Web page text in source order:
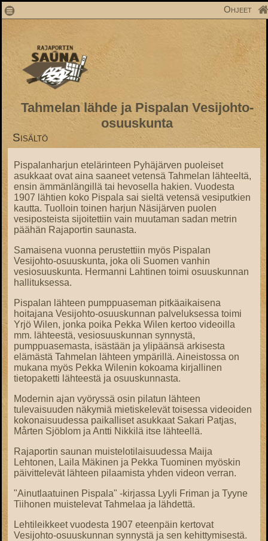
1 Ohjeet
Tahmelan lähde ja Pispalan Vesijohto-
osuuskunta
Sisältö
Pispalanharjun etelärinteen Pyhäjärven puoleiset
asukkaat ovat aina saaneet vetensä Tahmelan lähteeltä,
ensin ämmänlängillä tai hevosella hakien. Vuodesta
1907 lähtien koko Pispala sai sieltä vetensä vesiputkien
kautta. Tuolloin toinen harjun Näsijärven puolen
vesiposteista sijoitettiin vain muutaman sadan metrin
päähän Rajaportin saunasta.
Samaisena vuonna perustettiin myös Pispalan
Vesijohto-osuuskunta, joka oli Suomen vanhin
vesiosuuskunta. Hermanni Lahtinen toimi osuuskunnan
hallituksessa.
Pispalan lähteen pumppuaseman pitkäaikaisena
hoitajana Vesijohto-osuuskunnan palveluksessa toimi
Yrjö Wilen, jonka poika Pekka Wilen kertoo videoilla
mm. lähteestä, vesiosuuskunnan synnystä,
pumppuasemasta, isästään ja ylipäänsä arkisesta
elämästä Tahmelan lähteen ympärillä. Aineistossa on
mukana myös Pekka Wilenin kokoama kirjallinen
tietopaketti lähteestä ja osuuskunnasta.
Modernin ajan vyöryssä osin pilatun lähteen
tulevaisuuden näkymiä mietiskelevät toisessa videoiden
kokonaisuudessa paikalliset asukkaat Sakari Patjas,
Mårten Sjöblom ja Antti Nikkilä itse lähteellä.
Rajaportin saunan muistelotilaisuudessa Maija
Lehtonen, Laila Mäkinen ja Pekka Tuominen myöskin
päivittelevät lähteen pilaamista yhden videon verran.
"Ainutlaatuinen Pispala" -kirjassa Lyyli Friman ja Tyyne
Tiihonen muistelevat Tahmelaa ja lähdettä.
Lehtileikkeet vuodesta 1907 eteenpäin kertovat
Vesijohto-osuuskunnan synnystä ja sen kehittymisestä.